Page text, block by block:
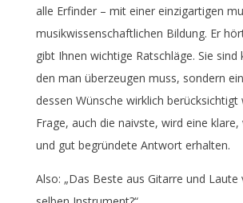
alle Erfinder – mit einer einzigartigen
musikwissenschaftlichen Bildung. Er
gibt Ihnen wichtige Ratschläge. Sie sind
den man überzeugen muss, sondern
dessen Wünsche wirklich berücksichtigt
Frage, auch die naivste, wird eine
und gut begründete Antwort erhalten.
Also: „Das Beste aus Gitarre und Laute